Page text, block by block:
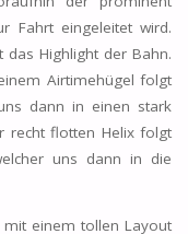
Fahrt eingeleitet wird.
Highlight der Bahn.
Airtimehügel folgt
dann in einen stark
recht flotten Helix folgt
uns dann in die
mit einem tollen Layout